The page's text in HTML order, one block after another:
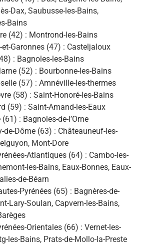
Dax, Saubusse-les-Bains,
Bains
(42) : Montrond-les-Bains
Garonnes (47) : Casteljaloux
: Bagnoles-les-Bains
(52) : Bourbonne-les-Bains
(57) : Amnéville-les-thermes
(58) : Saint-Honoré-les-Bains
(59) : Saint-Amand-les-Eaux
(61) : Bagnoles-de-l’Orne
de-Dôme (63) : Châteauneuf-les-
Mont-Dore
Atlantiques (64) : Cambo-les-
les-Bains, Eaux-Bonnes, Eaux-
de-Béarn
Pyrénées (65) : Bagnères-de-
Lary-Soulan, Capvern-les-Bains,
Orientales (66) : Vernet-les-
les-Bains, Prats-de-Mollo-la-Preste